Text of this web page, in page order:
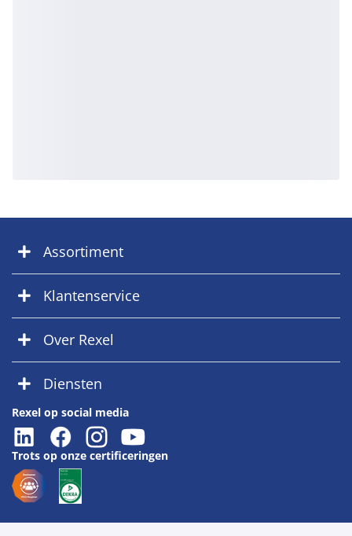
Assortiment
Klantenservice
Over Rexel
Diensten
Rexel op social media
Trots op onze certificeringen